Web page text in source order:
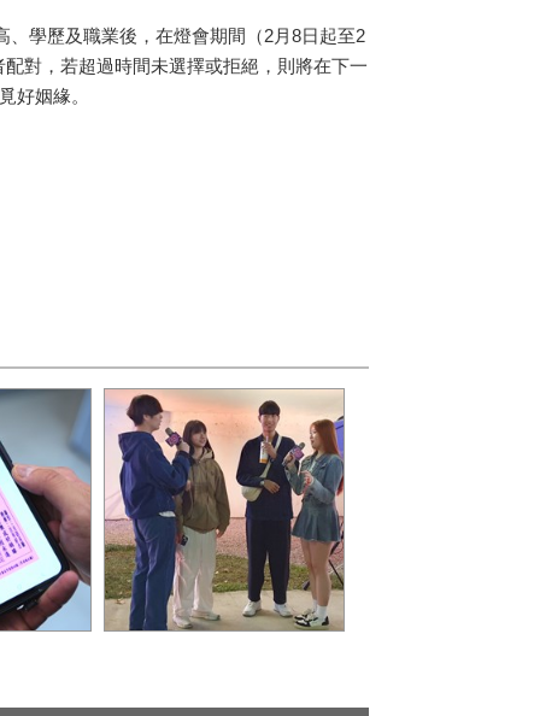
學歷及職業後，在燈會期間（2月8日起至2
對，若超過時間未選擇或拒絕，則將在下一
好姻緣。
紅進行快閃配對活動_0